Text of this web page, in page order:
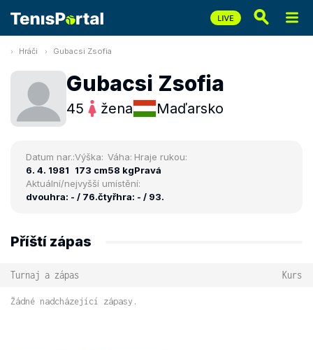
Hráči Gubacsi Zsofia
Gubacsi Zsofia
45 žena Maďarsko
Datum nar.:
6. 4. 1981
Výška:
173 cm
Váha:
58 kg
Hraje rukou:
Pravá
Aktuální/nejvyšší umístění:
dvouhra: - / 76.čtyřhra: - / 93.
Příští zápas
Turnaj a zápas Kurs
Žádné nadcházející zápasy.